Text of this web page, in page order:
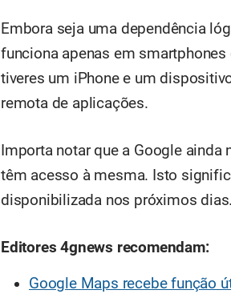
Embora seja uma dependência
funciona apenas em
tiveres um iPhone e um
remota de aplicações.
Importa notar que a Google
têm acesso à mesma. Isto
disponibilizada nos próximos dias.
Editores 4gnews recomendam:
Google Maps recebe função